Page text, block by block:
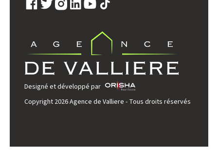
Designé et développé par
Copyright 2026 Agence de Valliere - Tous droits réservés